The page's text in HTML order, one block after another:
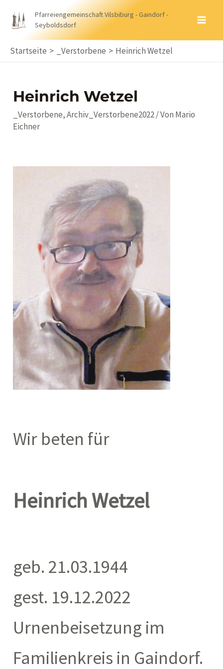
Inhalt
Pfarreiengemeinschaft Vilsbiburg - Gaindorf -
Seyboldsdorf
Startseite _Verstorbene Heinrich Wetzel
Heinrich Wetzel
_Verstorbene,Archiv_Verstorbene2022/ Von Mario
Eichner
Wir beten für
Heinrich Wetzel
geb. 21.03.1944
gest. 19.12.2022
Urnenbeisetzung im
Familienkreis in Gaindorf.